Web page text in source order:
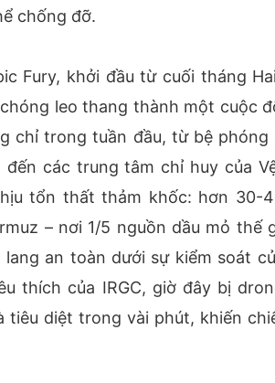
chống đỡ.
Fury, khởi đầu từ cuối tháng
leo thang thành một cuộc
chỉ trong tuần đầu, từ bệ
các trung tâm chỉ huy của
tổn thất thảm khốc: hơn 30-
– nơi 1/5 nguồn dầu mỏ thế
an toàn dưới sự kiểm soát
thích của IRGC, giờ đây bị
tiêu diệt trong vài phút, khiến